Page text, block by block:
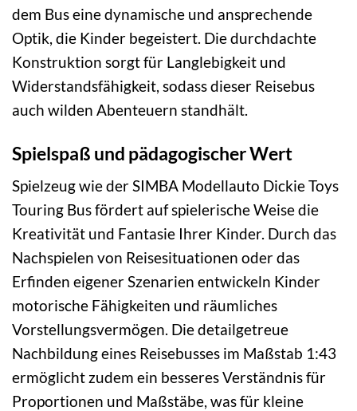
dem Bus eine dynamische und ansprechende
Optik, die Kinder begeistert. Die durchdachte
Konstruktion sorgt für Langlebigkeit und
Widerstandsfähigkeit, sodass dieser Reisebus
auch wilden Abenteuern standhält.
Spielspaß und pädagogischer Wert
Spielzeug wie der SIMBA Modellauto Dickie Toys
Touring Bus fördert auf spielerische Weise die
Kreativität und Fantasie Ihrer Kinder. Durch das
Nachspielen von Reisesituationen oder das
Erfinden eigener Szenarien entwickeln Kinder
motorische Fähigkeiten und räumliches
Vorstellungsvermögen. Die detailgetreue
Nachbildung eines Reisebusses im Maßstab 1:43
ermöglicht zudem ein besseres Verständnis für
Proportionen und Maßstäbe, was für kleine